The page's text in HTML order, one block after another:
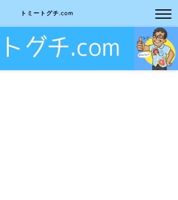
トミートグチ.com